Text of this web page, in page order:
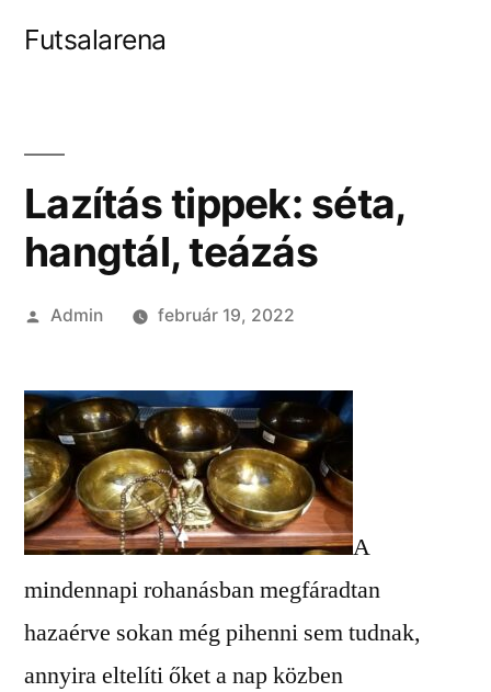
Futsalarena
Lazítás tippek: séta,
hangtál, teázás
Szerző:
Admin február 19, 2022
A
mindennapi rohanásban megfáradtan
hazaérve sokan még pihenni sem tudnak,
annyira eltelíti őket a nap közben